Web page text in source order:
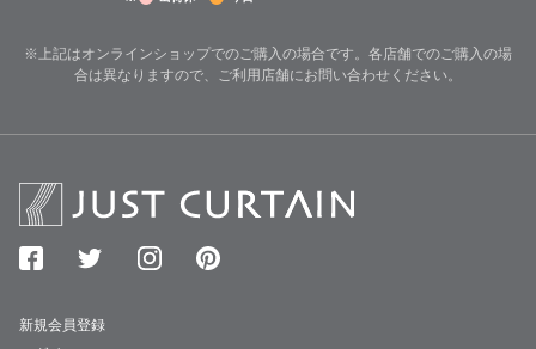
※上記はオンラインショップでのご購入の場合です。各店舗でのご購入の場
合は異なりますので、ご利用店舗にお問い合わせください。
新規会員登録